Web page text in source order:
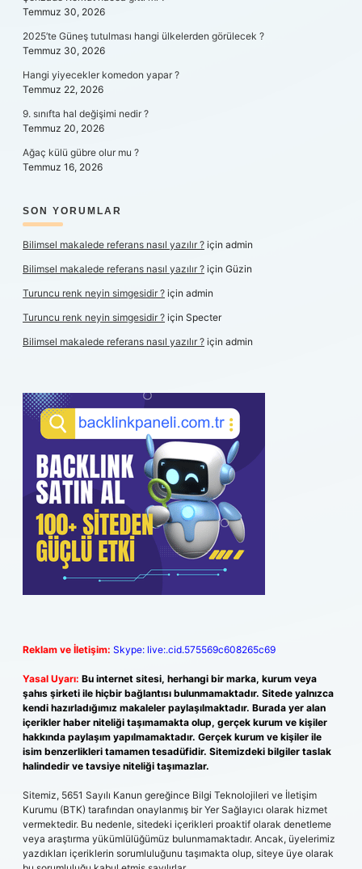
Temmuz 30, 2026
2025’te Güneş tutulması hangi ülkelerden görülecek ?
Temmuz 30, 2026
Hangi yiyecekler komedon yapar ?
Temmuz 22, 2026
9. sınıfta hal değişimi nedir ?
Temmuz 20, 2026
Ağaç külü gübre olur mu ?
Temmuz 16, 2026
SON YORUMLAR
Bilimsel makalede referans nasıl yazılır ? için admin
Bilimsel makalede referans nasıl yazılır ? için Güzin
Turuncu renk neyin simgesidir ? için admin
Turuncu renk neyin simgesidir ? için Specter
Bilimsel makalede referans nasıl yazılır ? için admin
Reklam ve İletişim: Skype: live:.cid.575569c608265c69
Yasal Uyarı: Bu internet sitesi, herhangi bir marka, kurum veya
şahıs şirketi ile hiçbir bağlantısı bulunmamaktadır. Sitede yalnızca
kendi hazırladığımız makaleler paylaşılmaktadır. Burada yer alan
içerikler haber niteliği taşımamakta olup, gerçek kurum ve kişiler
hakkında paylaşım yapılmamaktadır. Gerçek kurum ve kişiler ile
isim benzerlikleri tamamen tesadüfidir. Sitemizdeki bilgiler taslak
halindedir ve tavsiye niteliği taşımazlar.
Sitemiz, 5651 Sayılı Kanun gereğince Bilgi Teknolojileri ve İletişim
Kurumu (BTK) tarafından onaylanmış bir Yer Sağlayıcı olarak hizmet
vermektedir. Bu nedenle, sitedeki içerikleri proaktif olarak denetleme
veya araştırma yükümlülüğümüz bulunmamaktadır. Ancak, üyelerimiz
yazdıkları içeriklerin sorumluluğunu taşımakta olup, siteye üye olarak